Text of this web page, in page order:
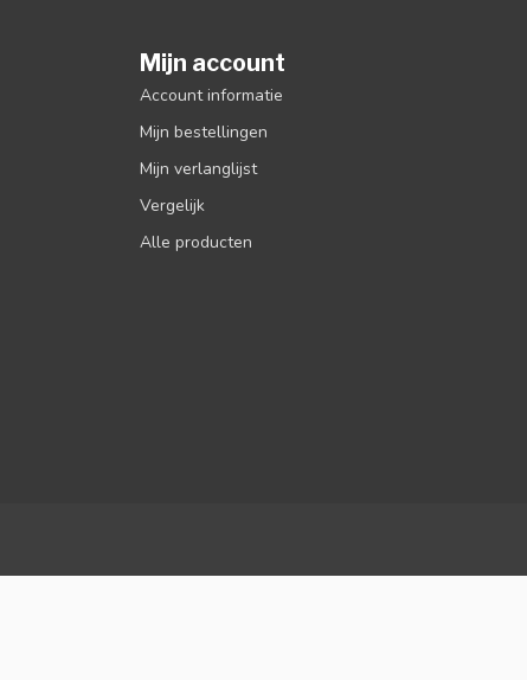
Mijn account
Account informatie
Mijn bestellingen
Mijn verlanglijst
Vergelijk
Alle producten